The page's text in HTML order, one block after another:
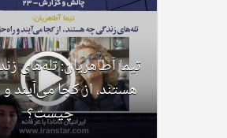
تیما آطاهریان: تله‌های
هستند، از کجا می‌آیند
چیست؟